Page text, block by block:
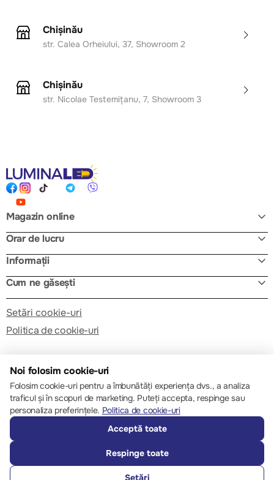
Chișinău
str. Calea Orheiului, 37, Showroom 2
Chișinău
str. Nicolae Testemițanu, 7, Showroom 3
Magazin online
Orar de lucru
Informații
Cum ne găsești
Setări cookie-uri
Politica de cookie-uri
© 2013 – 2026 ECOM
Noi folosim cookie-uri
Folosim cookie-uri pentru a îmbunătăți experiența dvs., a analiza
traficul și în scopuri de marketing. Puteți accepta, respinge sau
personaliza preferințele. Politica de cookie-uri
Acceptă toate
Respinge toate
Setări